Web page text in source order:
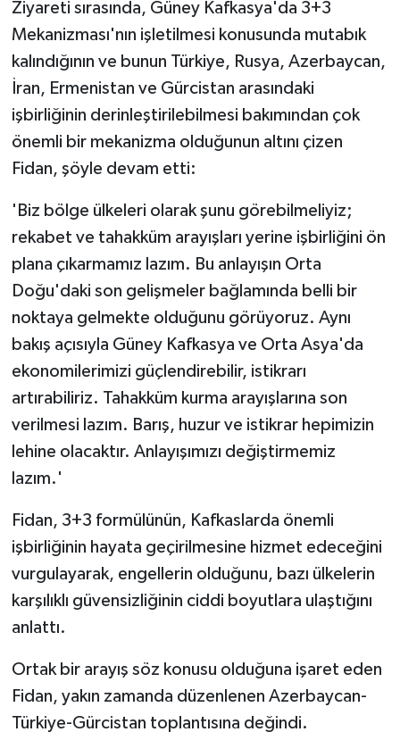
Ziyareti sırasında, Güney Kafkasya'da 3+3
Mekanizması'nın işletilmesi konusunda mutabık
kalındığının ve bunun Türkiye, Rusya, Azerbaycan,
İran, Ermenistan ve Gürcistan arasındaki
işbirliğinin derinleştirilebilmesi bakımından çok
önemli bir mekanizma olduğunun altını çizen
Fidan, şöyle devam etti:
'Biz bölge ülkeleri olarak şunu görebilmeliyiz;
rekabet ve tahakküm arayışları yerine işbirliğini ön
plana çıkarmamız lazım. Bu anlayışın Orta
Doğu'daki son gelişmeler bağlamında belli bir
noktaya gelmekte olduğunu görüyoruz. Aynı
bakış açısıyla Güney Kafkasya ve Orta Asya'da
ekonomilerimizi güçlendirebilir, istikrarı
artırabiliriz. Tahakküm kurma arayışlarına son
verilmesi lazım. Barış, huzur ve istikrar hepimizin
lehine olacaktır. Anlayışımızı değiştirmemiz
lazım.'
Fidan, 3+3 formülünün, Kafkaslarda önemli
işbirliğinin hayata geçirilmesine hizmet edeceğini
vurgulayarak, engellerin olduğunu, bazı ülkelerin
karşılıklı güvensizliğinin ciddi boyutlara ulaştığını
anlattı.
Ortak bir arayış söz konusu olduğuna işaret eden
Fidan, yakın zamanda düzenlenen Azerbaycan-
Türkiye-Gürcistan toplantısına değindi.